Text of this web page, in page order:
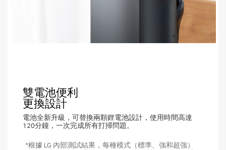
雙電池便利
更換設計
電池全新升級，可替換兩顆鋰電池設計，使用時間高達
120分鐘，一次完成所有打掃問題。
*根據 LG 內部測試結果，每種模式（標準、強和超強）